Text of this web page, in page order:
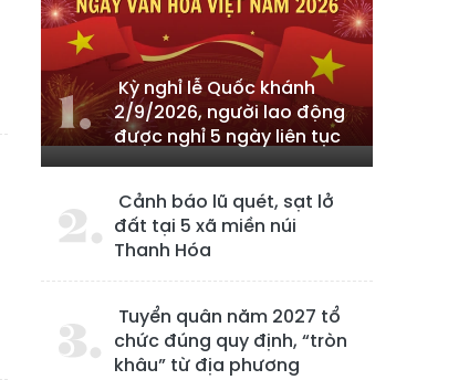
Kỳ nghỉ lễ Quốc khánh
2/9/2026, người lao động
được nghỉ 5 ngày liên tục
Cảnh báo lũ quét, sạt lở
đất tại 5 xã miền núi
Thanh Hóa
Tuyển quân năm 2027 tổ
chức đúng quy định, “tròn
khâu” từ địa phương